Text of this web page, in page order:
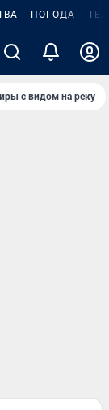
ПОГОДА
с видом на реку